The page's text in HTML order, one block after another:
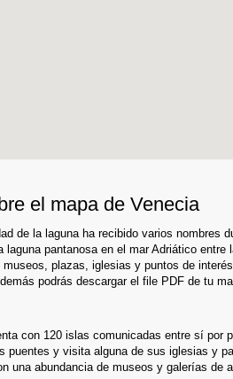
el mapa de Venecia
de la laguna ha recibido varios
laguna pantanosa en el mar Adriático
plazas, iglesias y puntos de
podrás descargar el file PDF de tu
con 120 islas comunicadas entre sí
puentes y visita alguna de sus iglesias y
una abundancia de museos y galerías